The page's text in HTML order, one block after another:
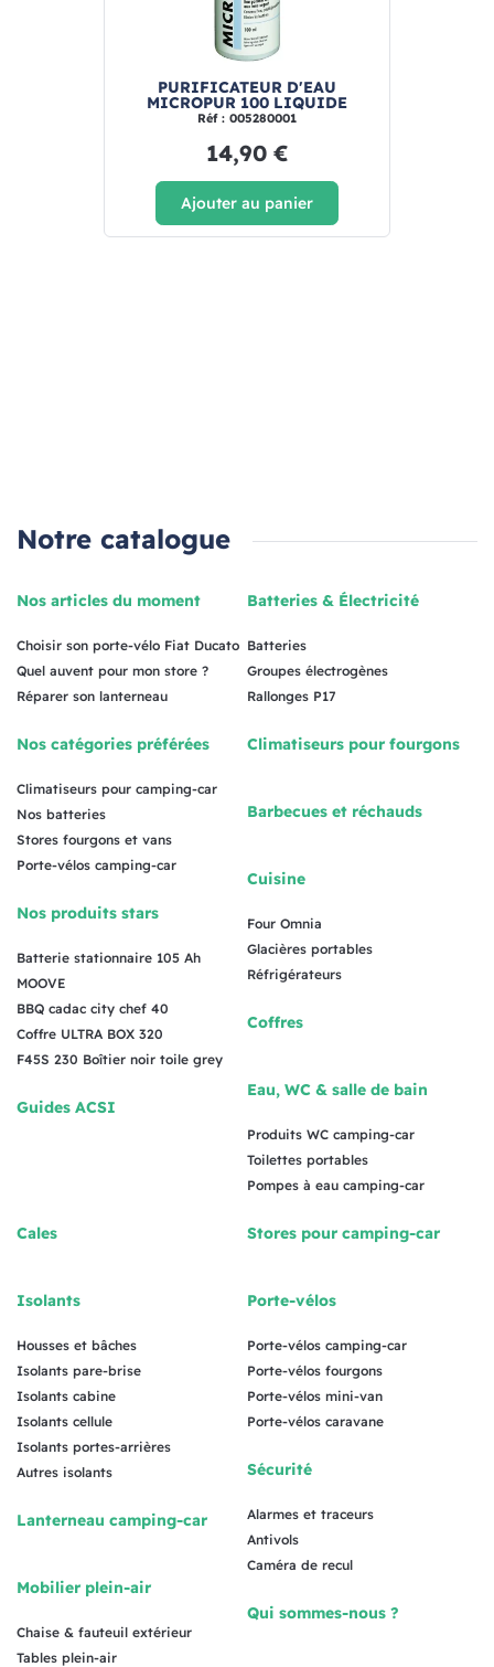
PURIFICATEUR D'EAU
MICROPUR 100 LIQUIDE
Réf : 005280001
14,90 €
Ajouter au panier
Notre catalogue
Nos articles du moment
Choisir son porte-vélo Fiat Ducato
Quel auvent pour mon store ?
Réparer son lanterneau
Nos catégories préférées
Climatiseurs pour camping-car
Nos batteries
Stores fourgons et vans
Porte-vélos camping-car
Nos produits stars
Batterie stationnaire 105 Ah
MOOVE
BBQ cadac city chef 40
Coffre ULTRA BOX 320
F45S 230 Boîtier noir toile grey
Guides ACSI
Batteries & Électricité
Batteries
Groupes électrogènes
Rallonges P17
Climatiseurs pour fourgons
Barbecues et réchauds
Cuisine
Four Omnia
Glacières portables
Réfrigérateurs
Coffres
Eau, WC & salle de bain
Produits WC camping-car
Toilettes portables
Pompes à eau camping-car
Cales
Isolants
Housses et bâches
Isolants pare-brise
Isolants cabine
Isolants cellule
Isolants portes-arrières
Autres isolants
Lanterneau camping-car
Mobilier plein-air
Chaise & fauteuil extérieur
Tables plein-air
Stores pour camping-car
Porte-vélos
Porte-vélos camping-car
Porte-vélos fourgons
Porte-vélos mini-van
Porte-vélos caravane
Sécurité
Alarmes et traceurs
Antivols
Caméra de recul
Qui sommes-nous ?